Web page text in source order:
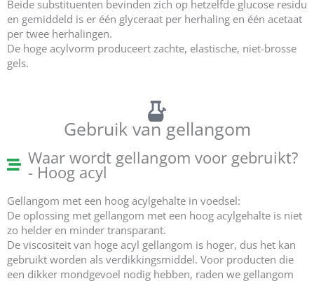
Beide substituenten bevinden zich op hetzelfde glucose residu
en gemiddeld is er één glyceraat per herhaling en één acetaat
per twee herhalingen.
De hoge acylvorm produceert zachte, elastische, niet-brosse
gels.
Gebruik van gellangom
Waar wordt gellangom voor gebruikt?
- Hoog acyl
Gellangom met een hoog acylgehalte in voedsel:
De oplossing met gellangom met een hoog acylgehalte is niet
zo helder en minder transparant.
De viscositeit van hoge acyl gellangom is hoger, dus het kan
gebruikt worden als verdikkingsmiddel. Voor producten die
een dikker mondgevoel nodig hebben, raden we gellangom